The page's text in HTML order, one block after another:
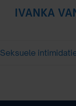
IVANKA
Seksuele